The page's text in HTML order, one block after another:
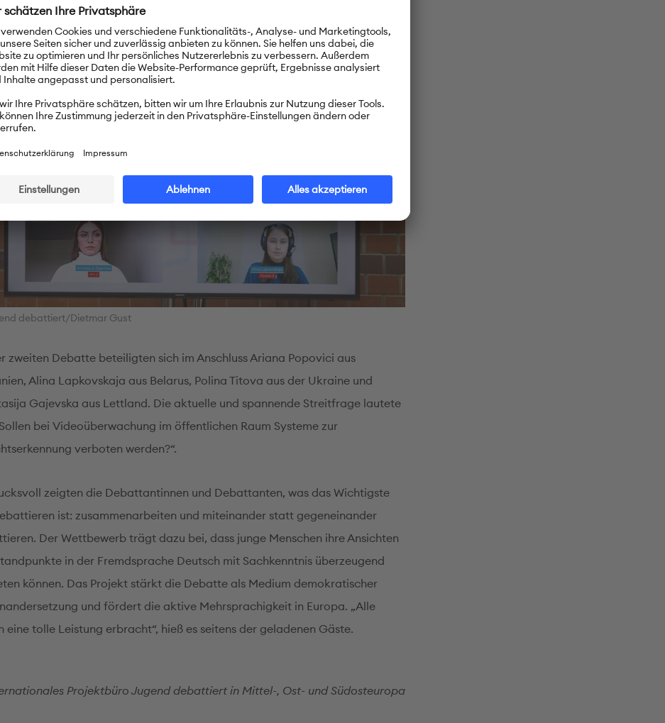
gelten?“ debattierten Mia Sambolec aus Kroatien, Máté Nagy aus
Angelique Ratkowski aus Polen und Maria Denissowa aus Russland.
debattiert/Dietmar Gust
zweiten Debatte beteiligten sich im Anschluss Ariana Popovici aus
Alina Lapkovskaja aus Belarus, Polina Titova aus der Ukraine und
Gajevska aus Lettland. Die aktuelle und spannende Streitfrage lautete
bei Videoüberwachung im öffentlichen Raum Systeme zur
verboten werden?“.
zeigten die Debattantinnen und Debattanten, was das Wichtigste
ist: zusammenarbeiten und miteinander statt gegeneinander
Der Wettbewerb trägt dazu bei, dass junge Menschen ihre Ansichten
in der Fremdsprache Deutsch mit Sachkenntnis überzeugend
können. Das Projekt stärkt die Debatte als Medium demokratischer
und fördert die aktive Mehrsprachigkeit in Europa. „Alle
eine tolle Leistung erbracht“, hieß es seitens der geladenen Gäste.
Projektbüro Jugend debattiert in Mittel-, Ost- und Südosteuropa